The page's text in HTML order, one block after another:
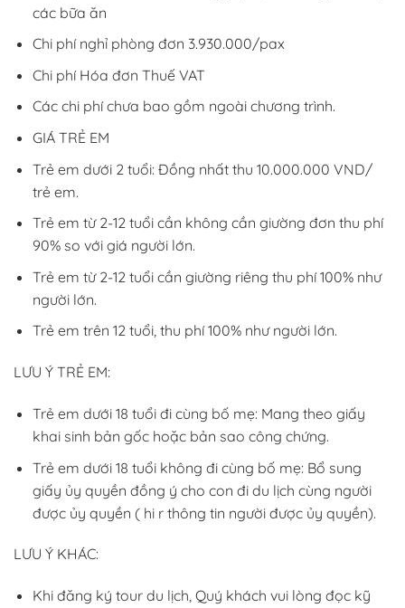
các bữa ăn
Chi phí nghỉ phòng đơn 3.930.000/pax
Chi phí Hóa đơn Thuế VAT
Các chi phí chưa bao gồm ngoài chương trình.
GIÁ TRẺ EM
Trẻ em dưới 2 tuổi: Đồng nhất thu 10.000.000 VND/
trẻ em.
Trẻ em từ 2-12 tuổi cần không cần giường đơn thu phí
90% so với giá người lớn.
Trẻ em từ 2-12 tuổi cần giường riêng thu phí 100% như
người lớn.
Trẻ em trên 12 tuổi, thu phí 100% như người lớn.
LƯU Ý TRẺ EM:
Trẻ em dưới 18 tuổi đi cùng bố mẹ: Mang theo giấy
khai sinh bản gốc hoặc bản sao công chứng.
Trẻ em dưới 18 tuổi không đi cùng bố mẹ: Bổ sung
giấy ủy quyền đồng ý cho con đi du lịch cùng người
được ủy quyền ( hi r thông tin người được ủy quyền).
LƯU Ý KHÁC:
Khi đăng ký tour du lịch, Quý khách vui lòng đọc kỹ